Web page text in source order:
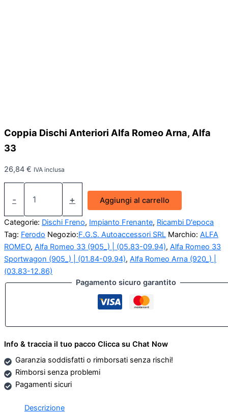
Coppia Dischi Anteriori Alfa Romeo Arna, Alfa
33
26,84 € IVA inclusa
-
Coppia
Dischi
Alfa
Romeo
Arna,
Alfa
33
quantità
+ Aggiungi al carrello
Categorie: Dischi Freno, Impianto Frenante, Ricambi D'epoca
Tag: Ferodo Negozio:F.G.S. Autoaccessori SRL Marchio: ALFA
ROMEO, Alfa Romeo 33 (905_) | (05.83-09.94), Alfa Romeo 33
Sportwagon (905_) | (01.84-09.94), Alfa Romeo Arna (920_) |
(03.83-12.86)
Pagamento sicuro garantito
Info & traccia il tuo pacco Clicca su Chat Now
Garanzia soddisfatti o rimborsati senza rischi!
Rimborsi senza problemi
Pagamenti sicuri
Descrizione